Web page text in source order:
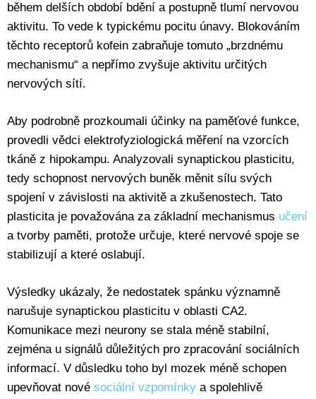
během delších období bdění a postupně tlumí nervovou
aktivitu. To vede k typickému pocitu únavy. Blokováním
těchto receptorů kofein zabraňuje tomuto „brzdnému
mechanismu“ a nepřímo zvyšuje aktivitu určitých
nervových sítí.
Aby podrobně prozkoumali účinky na paměťové funkce,
provedli vědci elektrofyziologická měření na vzorcích
tkáně z hipokampu. Analyzovali synaptickou plasticitu,
tedy schopnost nervových buněk měnit sílu svých
spojení v závislosti na aktivitě a zkušenostech. Tato
plasticita je považována za základní mechanismus učení
a tvorby paměti, protože určuje, které nervové spoje se
stabilizují a které oslabují.
Výsledky ukázaly, že nedostatek spánku významně
narušuje synaptickou plasticitu v oblasti CA2.
Komunikace mezi neurony se stala méně stabilní,
zejména u signálů důležitých pro zpracování sociálních
informací. V důsledku toho byl mozek méně schopen
upevňovat nové sociální vzpomínky a spolehlivě